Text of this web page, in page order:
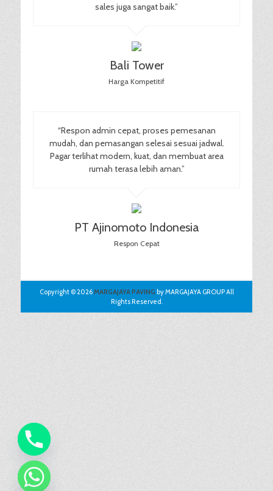
sales juga sangat baik.”
Bali Tower
Harga Kompetitif
“Respon admin cepat, proses pemesanan
mudah, dan pemasangan selesai sesuai jadwal.
Pagar terlihat modern, kuat, dan membuat area
rumah terasa lebih aman.”
PT Ajinomoto Indonesia
Respon Cepat
Copyright © 2026MARGAJAYA PAVING by MARGAJAYA GROUP All
Rights Reserved.
chaty